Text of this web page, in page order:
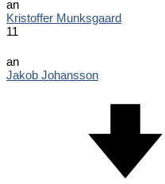
an
Kristoffer Munksgaard
11
an
Jakob Johansson